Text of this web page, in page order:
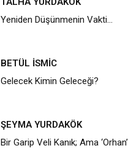
Yeniden Düşünmenin Vakti…
BETÜL İSMİC
Gelecek Kimin Geleceği?
ŞEYMA YURDAKÖK
Bir Garip Veli Kanık; Ama